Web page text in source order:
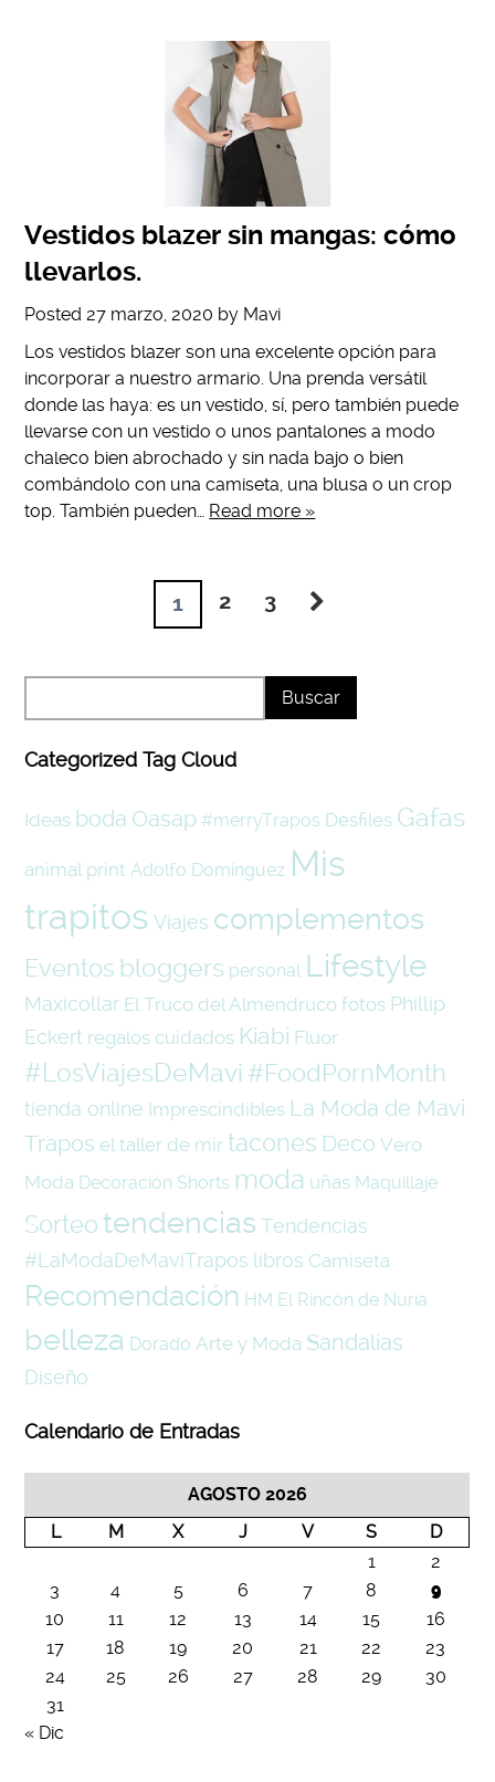
Vestidos blazer sin mangas: cómo
llevarlos.
Posted27 marzo, 2020 by Mavi
Los vestidos blazer son una excelente opción para
incorporar a nuestro armario. Una prenda versátil
donde las haya: es un vestido, sí, pero también puede
llevarse con un vestido o unos pantalones a modo
chaleco bien abrochado y sin nada bajo o bien
combándolo con una camiseta, una blusa o un crop
top. También pueden… Read more »
1 2 3
Categorized Tag Cloud
Ideas boda Oasap #merryTrapos Desfiles Gafas
animal print Adolfo Domínguez Mis
trapitos Viajes complementos
Eventos bloggers personal Lifestyle
Maxicollar El Truco del Almendruco fotos Phillip
Eckert regalos cuidados Kiabi Fluor
#LosViajesDeMavi #FoodPornMonth
tienda online Imprescindibles La Moda de Mavi
Trapos el taller de mir tacones Deco Vero
Moda Decoración Shorts moda uñas Maquillaje
Sorteo tendencias Tendencias
#LaModaDeMaviTrapos libros Camiseta
Recomendación HM El Rincón de Nuria
belleza Dorado Arte y Moda Sandalias
Diseño
Calendario de Entradas
AGOSTO 2026
L
M X J V S
D
1
2
3
4 5 6 7 8
9
10
11 12 13 14 15
16
17
18 19 20 21 22
23
24
25 26 27 28 29
30
31
« Dic